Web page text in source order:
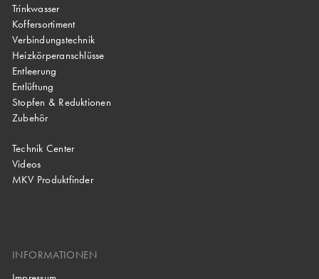
Trinkwasser
Koffersortiment
Verbindungstechnik
Heizkörperanschlüsse
Entleerung
Entlüftung
Stopfen & Reduktionen
Zubehör
Technik Center
Videos
MKV Produktfinder
INFORMATIONEN